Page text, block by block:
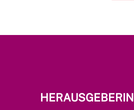
HERAUSGEBERIN